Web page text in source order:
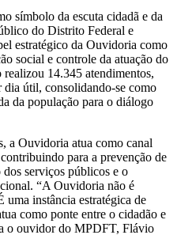
símbolo da escuta cidadã e da
do Distrito Federal e
estratégico da Ouvidoria como
social e controle da atuação do
14.345 atendimentos,
útil, consolidando-se como
da população para o diálogo
a Ouvidoria atua como canal
para a prevenção de
serviços públicos e o
“A Ouvidoria não é
uma instância estratégica de
como ponte entre o cidadão e
o ouvidor do MPDFT, Flávio